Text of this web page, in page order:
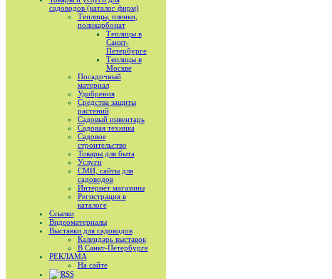
садоводов (каталог фирм)
Теплицы, пленки,
поликарбонат
Теплицы в
Санкт-
Петербурге
Теплицы в
Москве
Посадочный
материал
Удобрения
Средства защиты
растений
Садовый инвентарь
Садовая техника
Садовое
строительство
Товары для быта
Услуги
СМИ, сайты для
садоводов
Интернет магазины
Регистрация в
каталоге
Ссылки
Видеоматериалы
Выставки для садоводов
Календарь выставок
В Санкт-Петербурге
РЕКЛАМА
На сайте
RSS